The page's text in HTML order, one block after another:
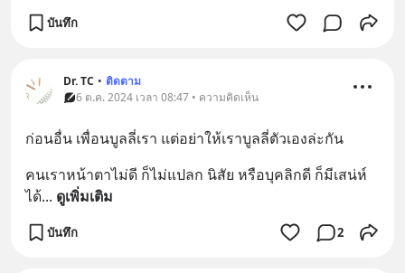
บันทึก
Dr. TC • ติดตาม
6 ต.ค. 2024 เวลา 08:47 • ความคิดเห็น
ก่อนอื่น เพื่อนบูลลี่เรา แต่อย่าให้เราบูลลี่ตัวเองล่ะกัน
คนเราหน้าตาไม่ดี ก็ไม่แปลก นิสัย หรือบุคลิกดี ก็มีเสน่ห์
ได้... ดูเพิ่มเติม
บันทึก 2